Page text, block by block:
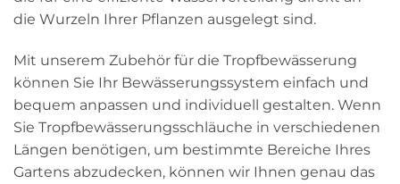
die Wurzeln Ihrer Pflanzen ausgelegt sind.
Mit unserem Zubehör für die Tropfbewässerung
können Sie Ihr Bewässerungssystem einfach und
bequem anpassen und individuell gestalten. Wenn
Sie Tropfbewässerungsschläuche in verschiedenen
Längen benötigen, um bestimmte Bereiche Ihres
Gartens abzudecken, können wir Ihnen genau das